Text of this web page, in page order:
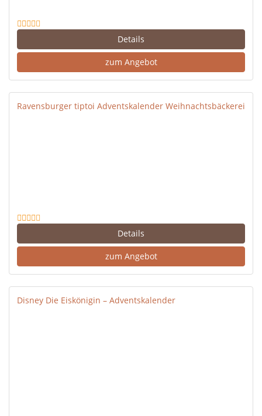
Details
zum Angebot
Ravensburger tiptoi Adventskalender Weihnachtsbäckerei
Details
zum Angebot
Disney Die Eiskönigin – Adventskalender